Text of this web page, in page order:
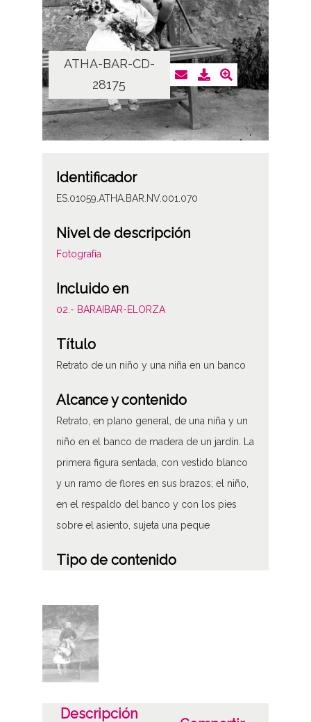
ATHA-BAR-CD-
28175
Identificador
ES.01059.ATHA.BAR.NV.001.070
Nivel de descripción
Fotografía
Incluido en
02.- BARAIBAR-ELORZA
Título
Retrato de un niño y una niña en un banco
Alcance y contenido
Retrato, en plano general, de una niña y un
niño en el banco de madera de un jardín. La
primera figura sentada, con vestido blanco
y un ramo de flores en sus brazos; el niño,
en el respaldo del banco y con los pies
sobre el asiento, sujeta una peque
Tipo de contenido
Soporte
Placa de vidrio
Fecha
19001231
Descripción